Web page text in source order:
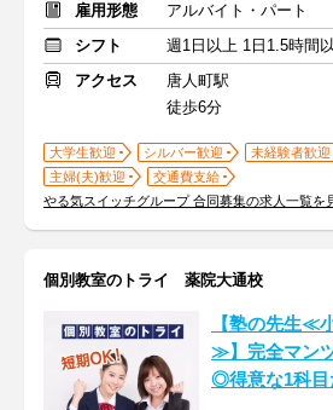
雇用形態
アルバイト・パート
シフト
週1日以上 1日1.5時間
アクセス
唐人町駅
徒歩6分
大学生歓迎 シルバー歓迎
未経験者歓迎
主婦(夫)歓迎
交通費支給
やる気スイッチグループ 合同募集の求人一覧を
個別教室のトライ 薬院大通校
【塾の先生≪
≫】完全マン
◎得意な1科目